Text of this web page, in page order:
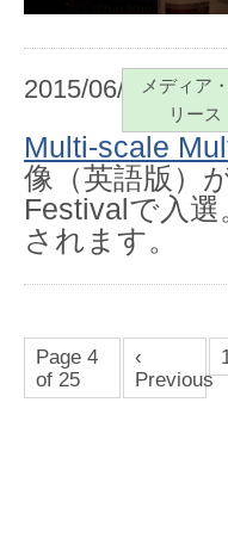
2015/06/01メディア
リース
Multi-scale
像（英語版）
Festivalで入
されます。
Page 4
of 25
‹
Previous
1